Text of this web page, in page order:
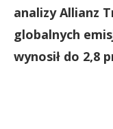
analizy Allianz
globalnych
wynosił do 2,8